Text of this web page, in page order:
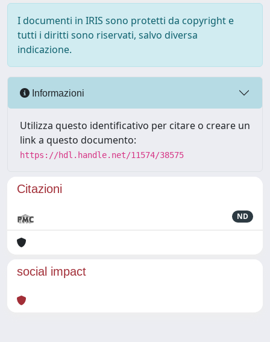
I documenti in IRIS sono protetti da copyright e
tutti i diritti sono riservati, salvo diversa
indicazione.
Informazioni
Utilizza questo identificativo per citare o creare un
link a questo documento:
https://hdl.handle.net/11574/38575
Citazioni
ND
social impact